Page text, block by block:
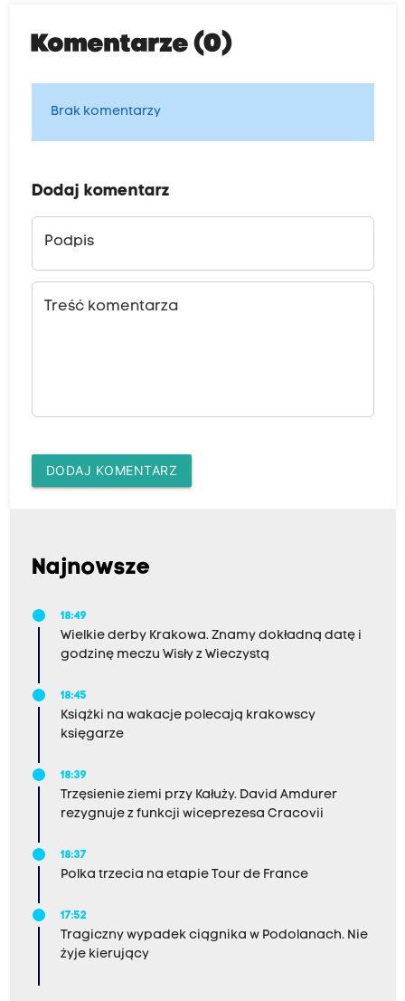
Komentarze (0)
Brak komentarzy
Dodaj komentarz
Podpis
Treść komentarza
DODAJ KOMENTARZ
Najnowsze
18:49
Wielkie derby Krakowa. Znamy dokładną datę i
godzinę meczu Wisły z Wieczystą
18:45
Książki na wakacje polecają krakowscy
księgarze
18:39
Trzęsienie ziemi przy Kałuży. David Amdurer
rezygnuje z funkcji wiceprezesa Cracovii
18:37
Polka trzecia na etapie Tour de France
17:52
Tragiczny wypadek ciągnika w Podolanach. Nie
żyje kierujący